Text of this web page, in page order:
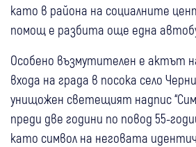
като в района на социалните
помощ е разбита още една
Особено възмутителен е актът
входа на града в посока село
унищожен светещият надпис
преди две години по повод 55-
като символ на неговата